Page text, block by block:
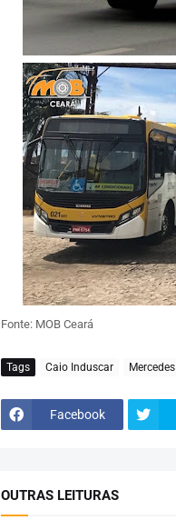
Fonte: MOB Ceará
Tags Caio Induscar
Facebook
OUTRAS LEITURAS